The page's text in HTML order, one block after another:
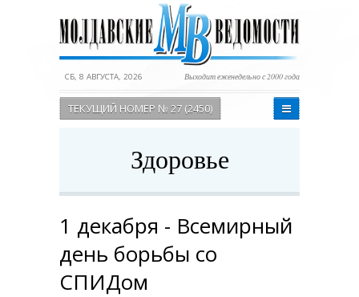
СБ, 8 АВГУСТА, 2026 Выходит еженедельно с 2000 года
ТЕКУЩИЙ НОМЕР № 27 (2450)
Здоровье
1 декабря - Всемирный
день борьбы со
СПИДом